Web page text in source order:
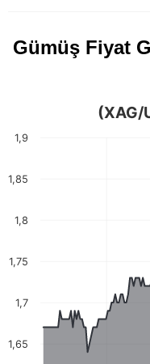
Gümüş Fiyat
(XAG/
1,65
1,7
1,75
1,8
1,85
1,9